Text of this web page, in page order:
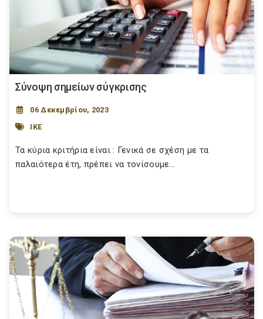
Σύνοψη σημείων σύγκρισης
06 Δεκεμβρίου, 2023
ΙΚΕ
Τα κύρια κριτήρια είναι : Γενικά σε σχέση με τα
παλαιότερα έτη, πρέπει να τονίσουμε...